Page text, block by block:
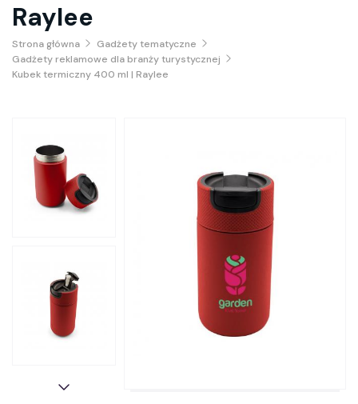
Raylee
Strona główna
Gadżety tematyczne
Gadżety reklamowe dla branży turystycznej
Kubek termiczny 400 ml | Raylee